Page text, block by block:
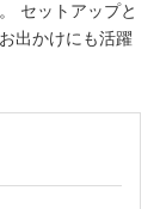
セットアップと
出かけにも活躍